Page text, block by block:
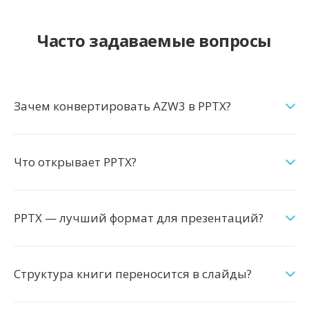
Часто задаваемые вопросы
Зачем конвертировать AZW3 в PPTX?
Что открывает PPTX?
PPTX — лучший формат для презентаций?
Структура книги переносится в слайды?